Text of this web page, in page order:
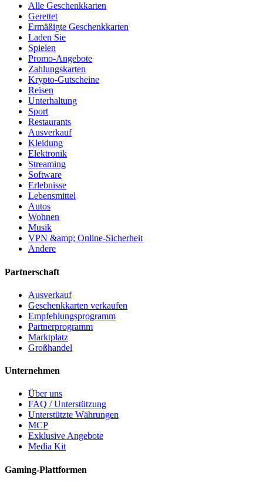
Alle Geschenkkarten
Gerettet
Ermäßigte Geschenkkarten
Laden Sie
Spielen
Promo-Angebote
Zahlungskarten
Krypto-Gutscheine
Reisen
Unterhaltung
Sport
Restaurants
Ausverkauf
Kleidung
Elektronik
Streaming
Software
Erlebnisse
Lebensmittel
Autos
Wohnen
Musik
VPN &amp; Online-Sicherheit
Andere
Partnerschaft
Ausverkauf
Geschenkkarten verkaufen
Empfehlungsprogramm
Partnerprogramm
Marktplatz
Großhandel
Unternehmen
Über uns
FAQ / Unterstützung
Unterstützte Währungen
MCP
Exklusive Angebote
Media Kit
Gaming-Plattformen